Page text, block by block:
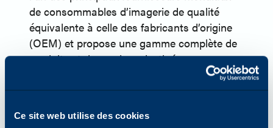
Ce site web utilise des cookies
de consommables d’imagerie de qualité
équivalente à celle des fabricants d’origine
(OEM) et propose une gamme complète de
produits et de services destinés aux
imprimantes, aux photocopieurs et aux
imprimantes multifonctions (MFP). En 2024,
d'imprimantes multifonctions. Katun